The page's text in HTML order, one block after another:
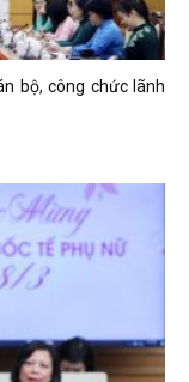
bộ, công chức lãnh